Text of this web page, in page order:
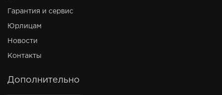
Гарантия и сервис
Юрлицам
Новости
Контакты
Дополнительно